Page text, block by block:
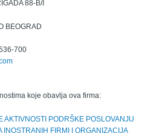
88-B/I
BEOGRAD
700
koje obavlja ova firma:
AKTIVNOSTI PODRŠKE POSLOVANJU
INOSTRANIH FIRMI I ORGANIZACIJA